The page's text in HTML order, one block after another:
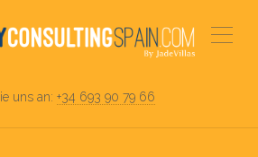
uns an: +34 693 90 79 66